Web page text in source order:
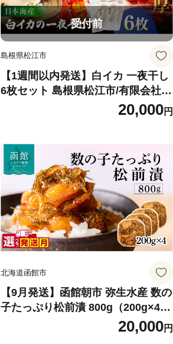
受付前
島根県松江市
【1週間以内発送】白イカ 一夜干し
6枚セット 島根県松江市/有限会社ヤ
マヲ水産 ｜冷凍 おつまみ 国産 海鮮
20,000円
北海道函館市
【9月発送】函館朝市 弥生水産 数の
子たっぷり松前漬 800g（200g×4パ
ック） 選べる発送月 オリジナル 秘
伝のタレ 厳選 サイズ大 ふんだん 数
20,000円